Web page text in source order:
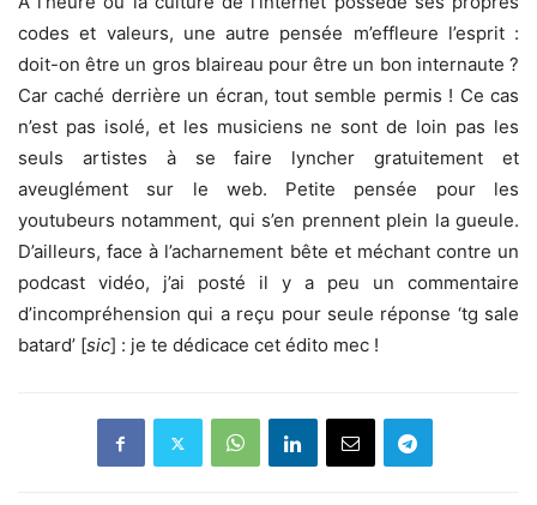
codes et valeurs, une autre pensée m’effleure l’esprit :
doit-on être un gros blaireau pour être un bon internaute ?
Car caché derrière un écran, tout semble permis ! Ce cas
n’est pas isolé, et les musiciens ne sont de loin pas les
seuls artistes à se faire lyncher gratuitement et
aveuglément sur le web. Petite pensée pour les
youtubeurs notamment, qui s’en prennent plein la gueule.
D’ailleurs, face à l’acharnement bête et méchant contre un
podcast vidéo, j’ai posté il y a peu un commentaire
d’incompréhension qui a reçu pour seule réponse ‘tg sale
batard’ [sic] : je te dédicace cet édito mec !